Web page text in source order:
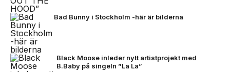
Bad Bunny i Stockholm -här är bilderna
Black Moose inleder nytt artistprojekt med
B.Baby på singeln ”La La”